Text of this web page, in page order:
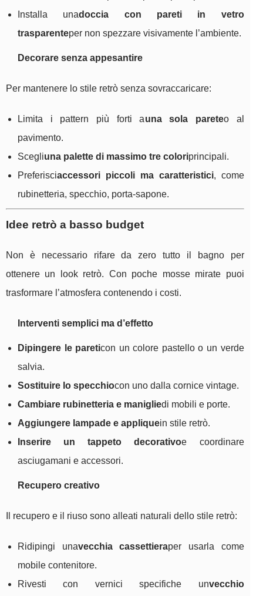
Installa unadoccia con pareti in vetro
trasparenteper non spezzare visivamente l’ambiente.
Decorare senza appesantire
Per mantenere lo stile retrò senza sovraccaricare:
Limita i pattern più forti auna sola pareteo al
pavimento.
Scegliuna palette di massimo tre coloriprincipali.
Preferisciaccessori piccoli ma caratteristici, come
rubinetteria, specchio, porta-sapone.
Idee retrò a basso budget
Non è necessario rifare da zero tutto il bagno per
ottenere un look retrò. Con poche mosse mirate puoi
trasformare l’atmosfera contenendo i costi.
Interventi semplici ma d’effetto
Dipingere le pareticon un colore pastello o un verde
salvia.
Sostituire lo specchiocon uno dalla cornice vintage.
Cambiare rubinetteria e manigliedi mobili e porte.
Aggiungere lampade e appliquein stile retrò.
Inserire un tappeto decorativoe coordinare
asciugamani e accessori.
Recupero creativo
Il recupero e il riuso sono alleati naturali dello stile retrò:
Ridipingi unavecchia cassettieraper usarla come
mobile contenitore.
Rivesti con vernici specifiche unvecchio